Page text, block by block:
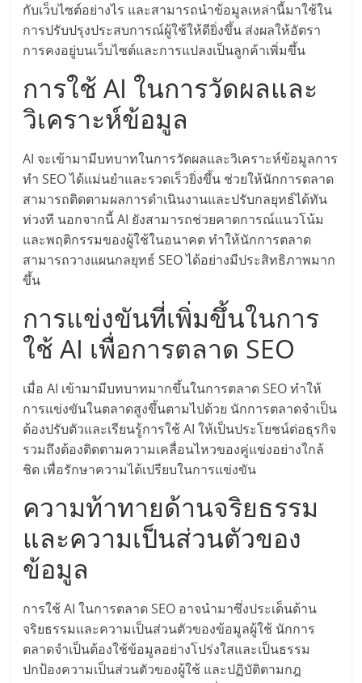
น้อย
คืน
ทุน
ไว,
ที่
ปรึกษา
การ
ลงทุน
และ
ขยาย
สา
ขา
แฟ
รน
ไชส์,
กับเว็บไซต์อย่างไร และสามารถนำข้อมูลเหล่านี้มาใช้ใน
การปรับปรุงประสบการณ์ผู้ใช้ให้ดียิ่งขึ้น ส่งผลให้อัตรา
การคงอยู่บนเว็บไซต์และการแปลงเป็นลูกค้าเพิ่มขึ้น
การใช้ AI ในการวัดผลและ
วิเคราะห์ข้อมูล
AI จะเข้ามามีบทบาทในการวัดผลและวิเคราะห์ข้อมูลการ
ทำ SEO ได้แม่นยำและรวดเร็วยิ่งขึ้น ช่วยให้นักการตลาด
สามารถติดตามผลการดำเนินงานและปรับกลยุทธ์ได้ทัน
ท่วงที นอกจากนี้ AI ยังสามารถช่วยคาดการณ์แนวโน้ม
และพฤติกรรมของผู้ใช้ในอนาคต ทำให้นักการตลาด
สามารถวางแผนกลยุทธ์ SEO ได้อย่างมีประสิทธิภาพมาก
ขึ้น
การแข่งขันที่เพิ่มขึ้นในการ
ใช้ AI เพื่อการตลาด SEO
เมื่อ AI เข้ามามีบทบาทมากขึ้นในการตลาด SEO ทำให้
การแข่งขันในตลาดสูงขึ้นตามไปด้วย นักการตลาดจำเป็น
ต้องปรับตัวและเรียนรู้การใช้ AI ให้เป็นประโยชน์ต่อธุรกิจ
รวมถึงต้องติดตามความเคลื่อนไหวของคู่แข่งอย่างใกล้
ชิด เพื่อรักษาความได้เปรียบในการแข่งขัน
ความท้าทายด้านจริยธรรม
และความเป็นส่วนตัวของ
ข้อมูล
การใช้ AI ในการตลาด SEO อาจนำมาซึ่งประเด็นด้าน
จริยธรรมและความเป็นส่วนตัวของข้อมูลผู้ใช้ นักการ
ตลาดจำเป็นต้องใช้ข้อมูลอย่างโปร่งใสและเป็นธรรม
ปกป้องความเป็นส่วนตัวของผู้ใช้ และปฏิบัติตามกฎ